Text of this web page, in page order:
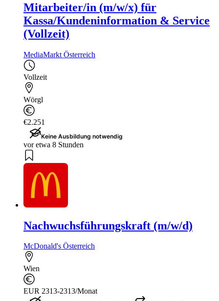
Mitarbeiter/in (m/w/x) für
Kassa/Kundeninformation & Service
(Vollzeit)
MediaMarkt Österreich
Vollzeit
Wörgl
€2.251
Keine Ausbildung notwendig
vor etwa 8 Stunden
Nachwuchsführungskraft (m/w/d)
McDonald's Österreich
Wien
EUR 2313-2313/Monat